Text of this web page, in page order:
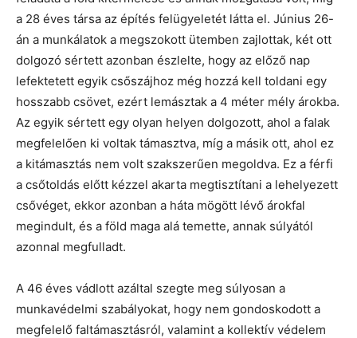
a 28 éves társa az építés felügyeletét látta el. Június 26-
án a munkálatok a megszokott ütemben zajlottak, két ott
dolgozó sértett azonban észlelte, hogy az előző nap
lefektetett egyik csőszájhoz még hozzá kell toldani egy
hosszabb csövet, ezért lemásztak a 4 méter mély árokba.
Az egyik sértett egy olyan helyen dolgozott, ahol a falak
megfelelően ki voltak támasztva, míg a másik ott, ahol ez
a kitámasztás nem volt szakszerűen megoldva. Ez a férfi
a csőtoldás előtt kézzel akarta megtisztítani a lehelyezett
csővéget, ekkor azonban a háta mögött lévő árokfal
megindult, és a föld maga alá temette, annak súlyától
azonnal megfulladt.
A 46 éves vádlott azáltal szegte meg súlyosan a
munkavédelmi szabályokat, hogy nem gondoskodott a
megfelelő faltámasztásról, valamint a kollektív védelem